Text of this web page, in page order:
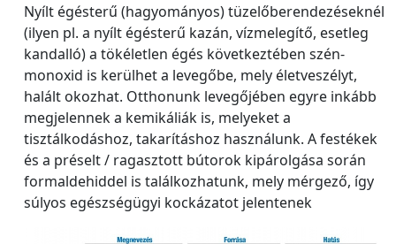
Nyílt égésterű (hagyományos) tüzelőberendezéseknél
(ilyen pl. a nyílt égésterű kazán, vízmelegítő, esetleg
kandalló) a tökéletlen égés következtében szén-
monoxid is kerülhet a levegőbe, mely életveszélyt,
halált okozhat. Otthonunk levegőjében egyre inkább
megjelennek a kemikáliák is, melyeket a
tisztálkodáshoz, takarításhoz használunk. A festékek
és a préselt / ragasztott bútorok kipárolgása során
formaldehiddel is találkozhatunk, mely mérgező, így
súlyos egészségügyi kockázatot jelentenek